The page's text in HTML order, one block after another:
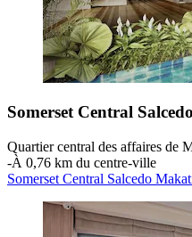
Somerset Central
Quartier central des affaires de
‐À 0,76 km du centre-ville
Somerset Central Salcedo